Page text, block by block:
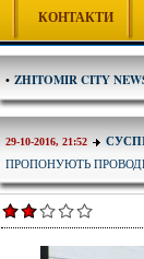
КОНТАКТИ
• ZHITOMIR CITY
29-10-2016, 21:52
ПРОПОНУЮТЬ